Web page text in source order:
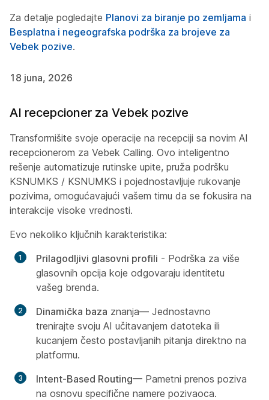
Za detalje pogledajte Planovi za biranje po zemljama i
Besplatna i negeografska podrška za brojeve za
Vebek pozive.
18 juna, 2026
AI recepcioner za Vebek pozive
Transformišite svoje operacije na recepciji sa novim AI
recepcionerom za Vebek Calling. Ovo inteligentno
rešenje automatizuje rutinske upite, pruža podršku
KSNUMKS / KSNUMKS i pojednostavljuje rukovanje
pozivima, omogućavajući vašem timu da se fokusira na
interakcije visoke vrednosti.
Evo nekoliko ključnih karakteristika:
Prilagodljivi glasovni profili - Podrška za više
glasovnih opcija koje odgovaraju identitetu
vašeg brenda.
Dinamička baza znanja— Jednostavno
trenirajte svoju AI učitavanjem datoteka ili
kucanjem često postavljanih pitanja direktno na
platformu.
Intent-Based Routing— Pametni prenos poziva
na osnovu specifične namere pozivaoca.